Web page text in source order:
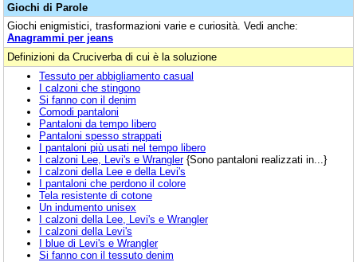
Giochi di Parole
Giochi enigmistici, trasformazioni varie e curiosità. Vedi anche:
Anagrammi per jeans
Definizioni da Cruciverba di cui è la soluzione
Tessuto per abbigliamento casual
I calzoni che stingono
Si fanno con il denim
Comodi pantaloni
Pantaloni da tempo libero
Pantaloni spesso strappati
I pantaloni più usati nel tempo libero
I calzoni Lee, Levi's e Wrangler{Sono pantaloni realizzati in...}
I calzoni della Lee e della Levi's
I pantaloni che perdono il colore
Tela resistente di cotone
Un indumento unisex
I calzoni della Lee, Levi's e Wrangler
I calzoni della Levi's
I blue di Levi's e Wrangler
Si fanno con il tessuto denim